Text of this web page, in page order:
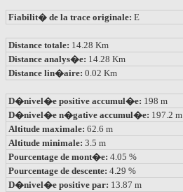
Fiabilit� de la trace originale: E
Distance totale: 14.28 Km
Distance analys�e: 14.28 Km
Distance lin�aire: 0.02 Km
D�nivel�e positive accumul�e: 198 m
D�nivel�e n�gative accumul�e: 197.2 m
Altitude maximale: 62.6 m
Altitude minimale: 3.5 m
Pourcentage de mont�e: 4.05 %
Pourcentage de descente: 4.29 %
D�nivel�e positive par: 13.87 m